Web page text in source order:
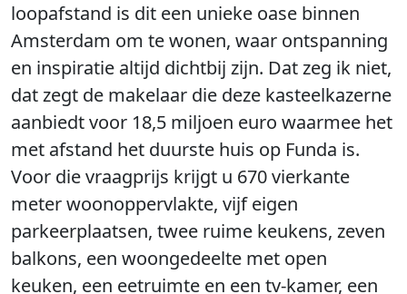
loopafstand is dit een unieke oase binnen
Amsterdam om te wonen, waar ontspanning
en inspiratie altijd dichtbij zijn. Dat zeg ik niet,
dat zegt de makelaar die deze kasteelkazerne
aanbiedt voor 18,5 miljoen euro waarmee het
met afstand het duurste huis op Funda is.
Voor die vraagprijs krijgt u 670 vierkante
meter woonoppervlakte, vijf eigen
parkeerplaatsen, twee ruime keukens, zeven
balkons, een woongedeelte met open
keuken, een eetruimte en een tv-kamer, een